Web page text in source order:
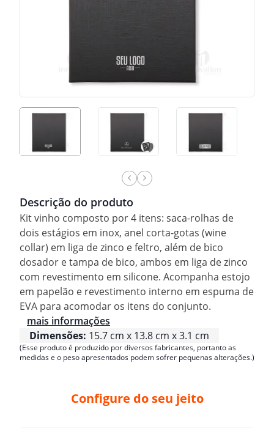
Descrição do produto
Kit vinho composto por 4 itens: saca-rolhas de
dois estágios em inox, anel corta-gotas (wine
collar) em liga de zinco e feltro, além de bico
dosador e tampa de bico, ambos em liga de zinco
com revestimento em silicone. Acompanha estojo
em papelão e revestimento interno em espuma de
EVA para acomodar os itens do conjunto.
mais informações
Dimensões: 15.7 cm x 13.8 cm x 3.1 cm
(Esse produto é produzido por diversos fabricantes, portanto as
medidas e o peso apresentados podem sofrer pequenas alterações.)
Configure do seu jeito